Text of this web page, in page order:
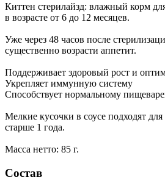
Киттен стерилайзд: влажный корм
в возрасте от 6 до 12 месяцев.
Уже через 48 часов после
существенно возрасти аппетит.
Поддерживает здоровый рост и
Укрепляет иммунную систему
Способствует нормальному
Мелкие кусочки в соусе подходят
старше 1 года.
Масса нетто: 85 г.
Состав